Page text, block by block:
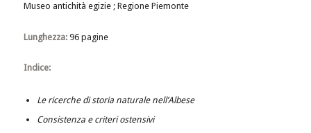
Museo antichità egizie ; Regione Piemonte
Lunghezza:96 pagine
Indice:
Le ricerche di storia naturale nell’Albese
Consistenza e criteri ostensivi